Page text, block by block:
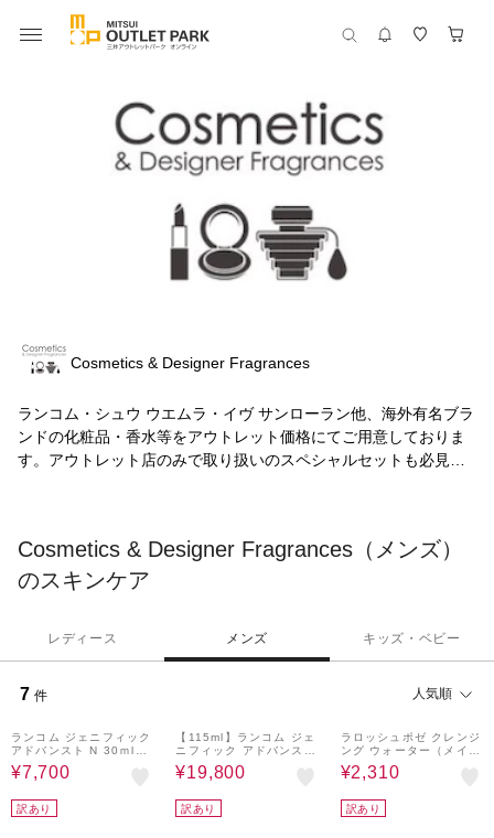
Cosmetics & Designer Fragrances
ランコム・シュウ ウエムラ・イヴ サンローラン他、海外有名ブラ
ンドの化粧品・香水等をアウトレット価格にてご用意しておりま
す。アウトレット店のみで取り扱いのスペシャルセットも必見で
Cosmetics & Designer Fragrances（メンズ）
のスキンケア
レディース メンズ キッズ・ベビー
7 件 人気順
ランコム ジェニフィック
アドバンスト N 30ｍl
（リニューアル前製品）
¥7,700
訳あり
【115ml】ランコム ジェ
ニフィック アドバンスト
N（リニューアル前製
品）
¥19,800
訳あり
ラロッシュポゼ クレンジ
ング ウォーター（メイク
落とし）
¥2,310
訳あり